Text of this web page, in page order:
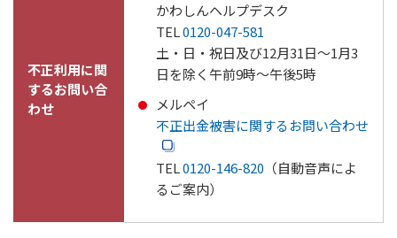
不正利用に関
するお問い合
わせ
かわしんヘルプデスク
TEL0120-047-581
土・日・祝日及び12月31日～1月3
日を除く午前9時～午後5時
メルペイ
不正出金被害に関するお問い合わせ
TEL0120-146-820 （自動音声によ
るご案内）